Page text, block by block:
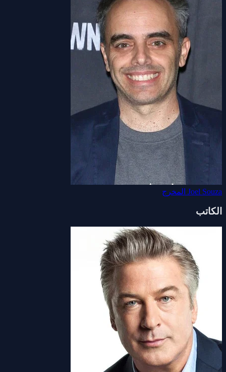
Joel Souza المخرج
الكاتب